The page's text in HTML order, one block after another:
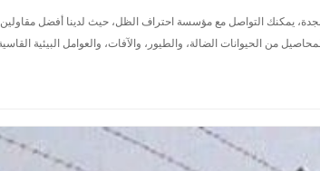
يمكنك التواصل مع مؤسسة احتراف الظل، حيث لدينا أفضل
من الحيوانات الضالة، والطيور، والآفات، والعوامل البيئية